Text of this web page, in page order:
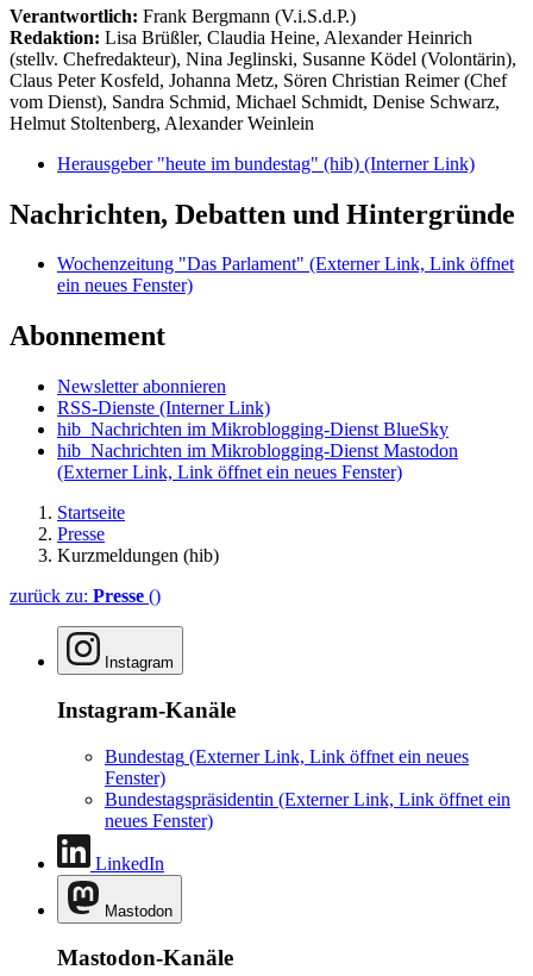
Verantwortlich: Frank Bergmann (V.i.S.d.P.)
Redaktion: Lisa Brüßler, Claudia Heine, Alexander Heinrich
(stellv. Chefredakteur), Nina Jeglinski, Susanne Ködel (Volontärin),
Claus Peter Kosfeld, Johanna Metz, Sören Christian Reimer (Chef
vom Dienst), Sandra Schmid, Michael Schmidt, Denise Schwarz,
Helmut Stoltenberg, Alexander Weinlein
Herausgeber "heute im bundestag" (hib) (Interner Link)
Nachrichten, Debatten und Hintergründe
Wochenzeitung "Das Parlament" (Externer Link, Link öffnet
ein neues Fenster)
Abonnement
Newsletter abonnieren
RSS-Dienste (Interner Link)
hib_Nachrichten im Mikroblogging-Dienst BlueSky
hib_Nachrichten im Mikroblogging-Dienst Mastodon
(Externer Link, Link öffnet ein neues Fenster)
Startseite
Presse
Kurzmeldungen (hib)
zurück zu: Presse ()
Instagram
Instagram-Kanäle
Bundestag (Externer Link, Link öffnet ein neues
Fenster)
Bundestagspräsidentin (Externer Link, Link öffnet ein
neues Fenster)
LinkedIn
Mastodon
Mastodon-Kanäle